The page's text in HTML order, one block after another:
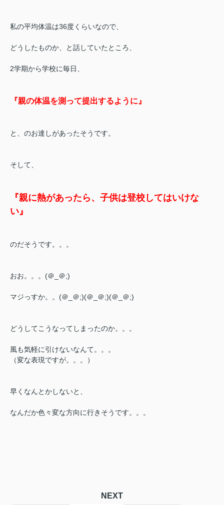
私の平均体温は36度くらいなので、
どうしたものか、と話していたところ、
2学期から学校に毎日、
『親の体温を測って提出するように』
と、のお達しがあったそうです。
そして、
『親に熱があったら、子供は登校してはいけな
い』
のだそうです。。。
おお。。。(＠_＠;)
マジっすか。。(＠_＠;)(＠_＠;)(＠_＠;)
どうしてこうなってしまったのか。。。
風も気軽に引けないなんて。。。
（変な表現ですが。。。）
早くなんとかしないと、
なんだか色々変な方向に行きそうです。。。
NEXT